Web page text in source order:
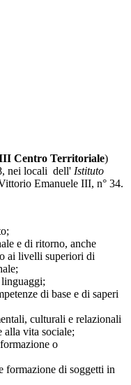
Centro Territoriale)
nei locali dell' Istituto
Emanuele III, n° 34.
e di ritorno, anche
ai livelli superiori di
di base e di saperi
culturali e relazionali
alla vita sociale;
o
formazione di soggetti in